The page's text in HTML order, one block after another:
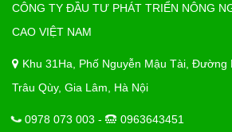
CÔNG TY ĐẦU TƯ PHÁT TRIỂN NÔNG
CAO VIỆT NAM
Khu 31Ha, Phố Nguyễn Mậu Tài, Đường
Trâu Qùy, Gia Lâm, Hà Nội
0978 073 003 - 0963643451